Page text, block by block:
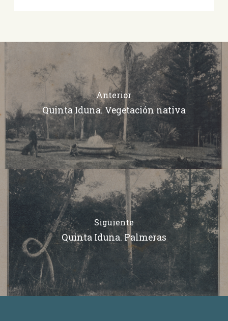
Anterior
Quinta Iduna. Vegetación nativa
Siguiente
Quinta Iduna. Palmeras